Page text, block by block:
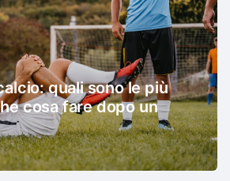
quali sono le più
cosa fare dopo un